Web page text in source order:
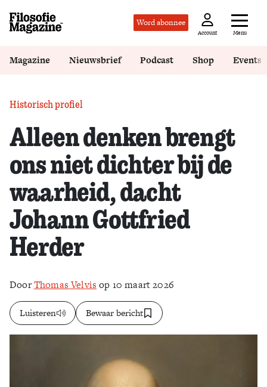
Word abonnee
Account Menu
Magazine Nieuwsbrief Podcast Shop Events
Historisch profiel
Alleen denken brengt
ons niet dichter bij de
waarheid, dacht
Johann Gottfried
Herder
DoorThomas Velvis op 10 maart 2026
Luisteren Bewaar bericht